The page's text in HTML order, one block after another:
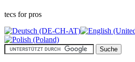
tecs for pros